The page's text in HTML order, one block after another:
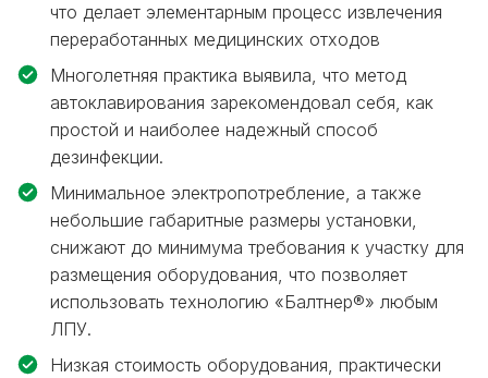
что делает элементарным процесс извлечения
переработанных медицинских отходов
Многолетняя практика выявила, что метод
автоклавирования зарекомендовал себя, как
простой и наиболее надежный способ
дезинфекции.
Минимальное электропотребление, а также
небольшие габаритные размеры установки,
снижают до минимума требования к участку для
размещения оборудования, что позволяет
использовать технологию «Балтнер®» любым
ЛПУ.
Низкая стоимость оборудования, практически